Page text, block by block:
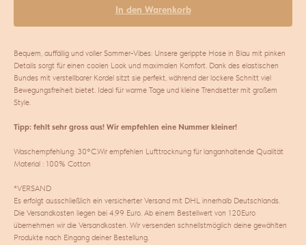
In den Warenkorb
Bequem, auffällig und voller Sommer-Vibes: Unsere gerippte Hose in Blau mit pinken
Details sorgt für einen coolen Look und maximalen Komfort. Dank des elastischen
Bundes mit verstellbarer Kordel sitzt sie perfekt, während der lockere Schnitt viel
Bewegungsfreiheit bietet. Ideal für warme Tage und kleine Trendsetter mit großem
Style.
Tipp: fehlt sehr gross aus! Wir empfehlen eine Nummer kleiner!
Waschempfehlung: 30°C.Wir empfehlen Lufttrocknung für langanhaltende Qualität
Material : 100% Cotton
*VERSAND
Es erfolgt ausschließlich ein versicherter Versand mit DHL innerhalb Deutschlands.
Die Versandkosten liegen bei 4,99 Euro. Ab einem Bestellwert von 120Euro
übernehmen wir die Versandkosten. Wir versenden schnellstmöglich deine gewählten
Produkte nach Eingang deiner Bestellung.